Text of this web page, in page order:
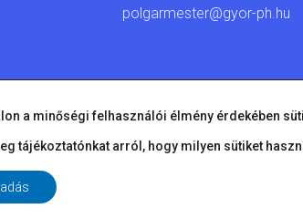
polgarmester@gyor-ph.hu
a minőségi felhasználói élmény érdekében
tájékoztatónkat arról, hogy milyen sütiket